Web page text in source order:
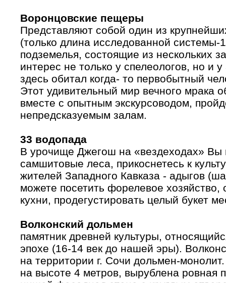
Воронцовские пещеры
Представляют собой один из
(только длина исследованной системы-
подземелья, состоящие из нескольких
интерес не только у спелеологов, но и
здесь обитал когда- то первобытный
Этот удивительный мир вечного мрака
вместе с опытным экскурсоводом,
непредсказуемым залам.
33 водопада
В урочище Джегош на «вездеходах» Вы
самшитовые леса, прикоснетесь к
жителей Западного Кавказа - адыгов
можете посетить форелевое хозяйство,
кухни, продегустировать целый букет
Волконский дольмен
памятник древней культуры,
эпохе (16-14 век до нашей эры).
на территории г. Сочи дольмен-
на высоте 4 метров, вырублена ровная